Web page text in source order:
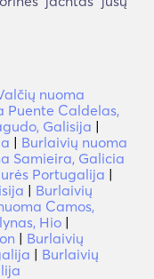
nuoma
Puente Caldelas,
Galisija |
| Burlaivių nuoma
Samieira, Galicia
Portugalija |
| Burlaivių
Camos,
Hio |
| Burlaivių
| Burlaivių